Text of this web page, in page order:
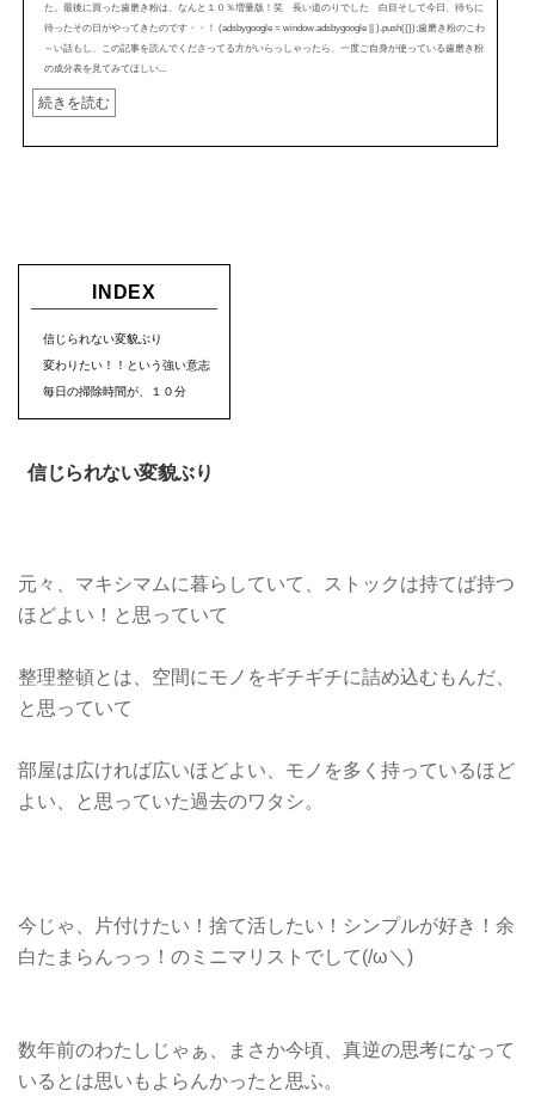
た。最後に買った歯磨き粉は、なんと１０％増量版！笑 長い道のりでした 白目そして今日、待ちに
待ったその日がやってきたのです・・！ (adsbygoogle = window.adsbygoogle || ).push({});歯磨き粉のこわ
～い話もし、この記事を読んでくださってる方がいらっしゃったら、一度ご自身が使っている歯磨き粉
の成分表を見てみてほしい...
続きを読む
INDEX
信じられない変貌ぶり
変わりたい！！という強い意志
毎日の掃除時間が、１０分
信じられない変貌ぶり
元々、マキシマムに暮らしていて、ストックは持てば持つ
ほどよい！と思っていて
整理整頓とは、空間にモノをギチギチに詰め込むもんだ、
と思っていて
部屋は広ければ広いほどよい、モノを多く持っているほど
よい、と思っていた過去のワタシ。
今じゃ、片付けたい！捨て活したい！シンプルが好き！余
白たまらんっっ！のミニマリストでして(/ω＼)
数年前のわたしじゃぁ、まさか今頃、真逆の思考になって
いるとは思いもよらんかったと思ふ。